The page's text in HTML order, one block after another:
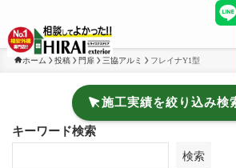
ホーム 投稿 門扉 三協アルミ フレイナY1型
施工実績を絞り込み検
キーワード検索
検索